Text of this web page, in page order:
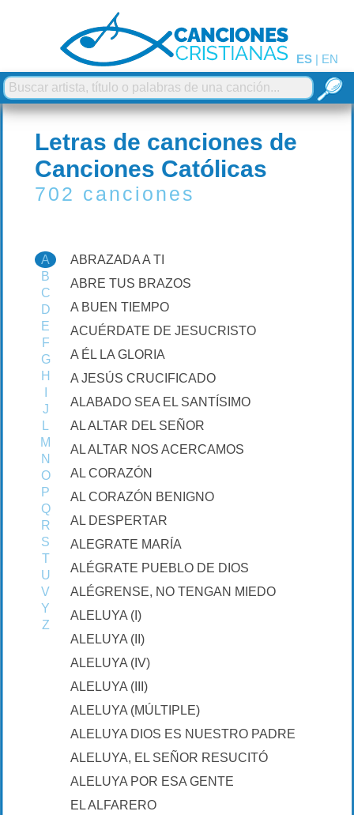
ES | EN
Letras de canciones de
Canciones Católicas
702 canciones
A
B
C
D
E
F
G
H
J
L
M
N
O
P
Q
R
S
T
U
V
Y
Z
ABRAZADA A TI
ABRE TUS BRAZOS
A BUEN TIEMPO
ACUÉRDATE DE JESUCRISTO
A ÉL LA GLORIA
A JESÚS CRUCIFICADO
ALABADO SEA EL SANTÍSIMO
AL ALTAR DEL SEÑOR
AL ALTAR NOS ACERCAMOS
AL CORAZÓN
AL CORAZÓN BENIGNO
AL DESPERTAR
ALEGRATE MARÍA
ALÉGRATE PUEBLO DE DIOS
ALÉGRENSE, NO TENGAN MIEDO
ALELUYA (I)
ALELUYA (II)
ALELUYA (IV)
ALELUYA (III)
ALELUYA (MÚLTIPLE)
ALELUYA DIOS ES NUESTRO PADRE
ALELUYA, EL SEÑOR RESUCITÓ
ALELUYA POR ESA GENTE
EL ALFARERO